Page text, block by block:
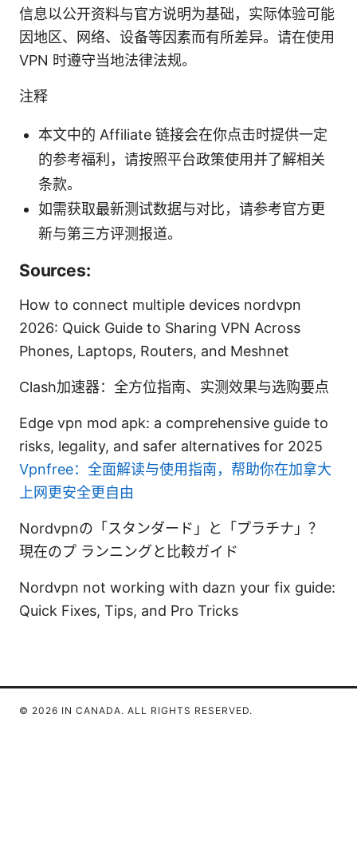
信息以公开资料与官方说明为基础，实际体验可能
因地区、网络、设备等因素而有所差异。请在使用
VPN 时遵守当地法律法规。
注释
本文中的 Affiliate 链接会在你点击时提供一定
的参考福利，请按照平台政策使用并了解相关
条款。
如需获取最新测试数据与对比，请参考官方更
新与第三方评测报道。
Sources:
How to connect multiple devices nordvpn
2026: Quick Guide to Sharing VPN Across
Phones, Laptops, Routers, and Meshnet
Clash加速器：全方位指南、实测效果与选购要点
Edge vpn mod apk: a comprehensive guide to
risks, legality, and safer alternatives for 2025
Vpnfree：全面解读与使用指南，帮助你在加拿大
上网更安全更自由
Nordvpnの「スタンダード」と「プラチナ」？
現在のプ ランニングと比較ガイド
Nordvpn not working with dazn your fix guide:
Quick Fixes, Tips, and Pro Tricks
© 2026 IN CANADA. ALL RIGHTS RESERVED.